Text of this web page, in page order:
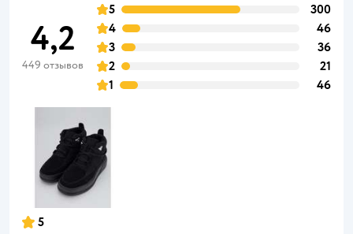
4,2
449 отзывов
5
300
4
46
3
36
2
21
1
46
5